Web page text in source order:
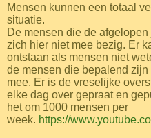
Mensen kunnen een totaal
situatie.
De mensen die de
zich hier niet mee bezig. Er
ontstaan als mensen niet
de mensen die bepalend
mee. Er is de vreselijke
elke dag over gepraat en
het om 1000 mensen per
week. https://